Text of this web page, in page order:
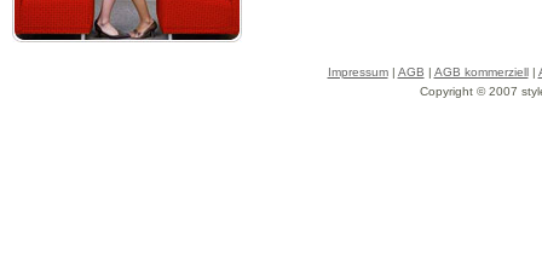
Impressum| AGB | AGB kommerziell|
Copyright © 2007